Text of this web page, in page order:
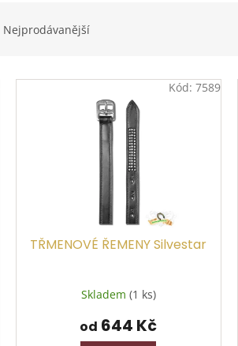
Nejprodávanější
TŘMENOVÉ ŘEMENY Silvestar
Skladem (1 ks)
od 644 Kč
Kód: 7589